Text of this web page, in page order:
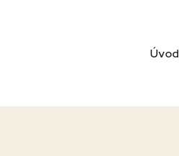
Úvod